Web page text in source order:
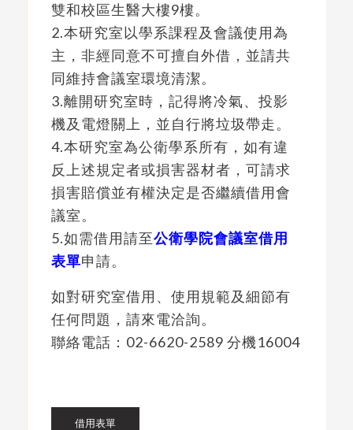
雙和校區生醫大樓9樓。
2.本研究室以學系課程及會議使用為
主，非經同意不可擅自外借，並請共
同維持會議室環境清潔。
3.離開研究室時，記得將冷氣、投影
機及電燈關上，並自行將垃圾帶走。
4.本研究室為公衛學系所有，如有違
反上述規定者或損害器材者，可請求
損害賠償並有權決定是否繼續借用會
議室。
5.如需借用請至公衛學院會議室借用
表單申請。
如對研究室借用、使用規範及細節有
任何問題，請來電洽詢。
聯絡電話：02-6620-2589 分機16004
借用表單